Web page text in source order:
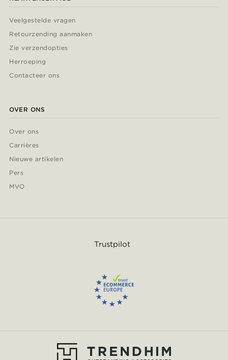
Veelgestelde vragen
Retourzending aanmaken
Zie verzendopties
Herroeping
Contacteer ons
OVER ONS
Over ons
Carrières
Nieuwe artikelen
Pers
MVO
Trustpilot